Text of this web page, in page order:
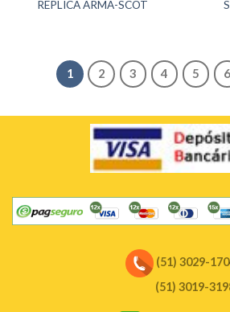
REPLICA ARMA-SCOT
1 2 3 4 5 6
(51) 3029-
(51) 3019-